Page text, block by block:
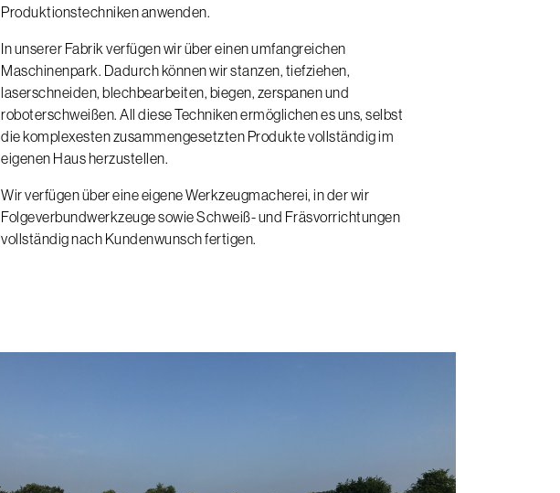
Produktionstechniken anwenden.
In unserer Fabrik verfügen wir über einen umfangreichen
Maschinenpark. Dadurch können wir stanzen, tiefziehen,
laserschneiden, blechbearbeiten, biegen, zerspanen und
roboterschweißen. All diese Techniken ermöglichen es uns, selbst
die komplexesten zusammengesetzten Produkte vollständig im
eigenen Haus herzustellen.
Wir verfügen über eine eigene Werkzeugmacherei, in der wir
Folgeverbundwerkzeuge sowie Schweiß- und Fräsvorrichtungen
vollständig nach Kundenwunsch fertigen.